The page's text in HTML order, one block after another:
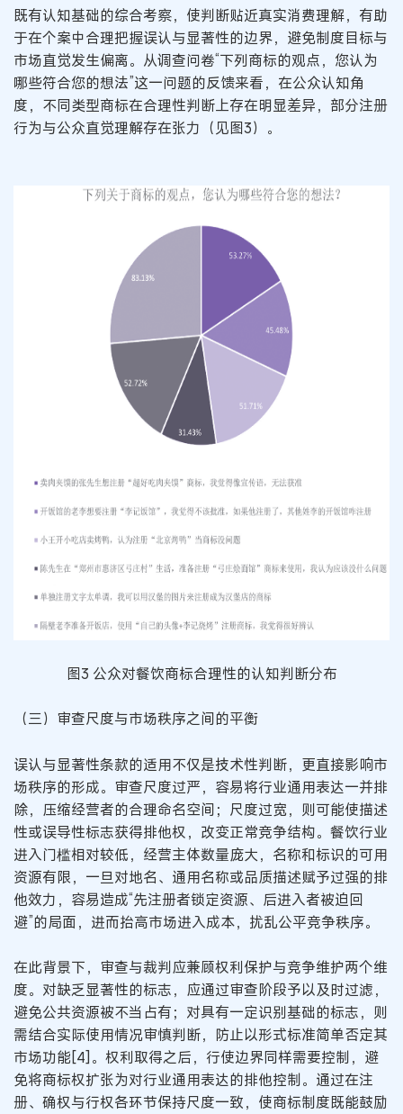
既有认知基础的综合考察，使判断贴近真实消费理解，有助
于在个案中合理把握误认与显著性的边界，避免制度目标与
市场直觉发生偏离。从调查问卷“下列商标的观点，您认为
哪些符合您的想法”这一问题的反馈来看，在公众认知角
度，不同类型商标在合理性判断上存在明显差异，部分注册
行为与公众直觉理解存在张力（见图3）。
图3 公众对餐饮商标合理性的认知判断分布
（三）审查尺度与市场秩序之间的平衡
误认与显著性条款的适用不仅是技术性判断，更直接影响市
场秩序的形成。审查尺度过严，容易将行业通用表达一并排
除，压缩经营者的合理命名空间；尺度过宽，则可能使描述
性或误导性标志获得排他权，改变正常竞争结构。餐饮行业
进入门槛相对较低，经营主体数量庞大，名称和标识的可用
资源有限，一旦对地名、通用名称或品质描述赋予过强的排
他效力，容易造成“先注册者锁定资源、后进入者被迫回
避”的局面，进而抬高市场进入成本，扰乱公平竞争秩序。
在此背景下，审查与裁判应兼顾权利保护与竞争维护两个维
度。对缺乏显著性的标志，应通过审查阶段予以及时过滤，
避免公共资源被不当占有；对具有一定识别基础的标志，则
需结合实际使用情况审慎判断，防止以形式标准简单否定其
市场功能[4]。权利取得之后，行使边界同样需要控制，避
免将商标权扩张为对行业通用表达的排他控制。通过在注
册、确权与行权各环节保持尺度一致，使商标制度既能鼓励